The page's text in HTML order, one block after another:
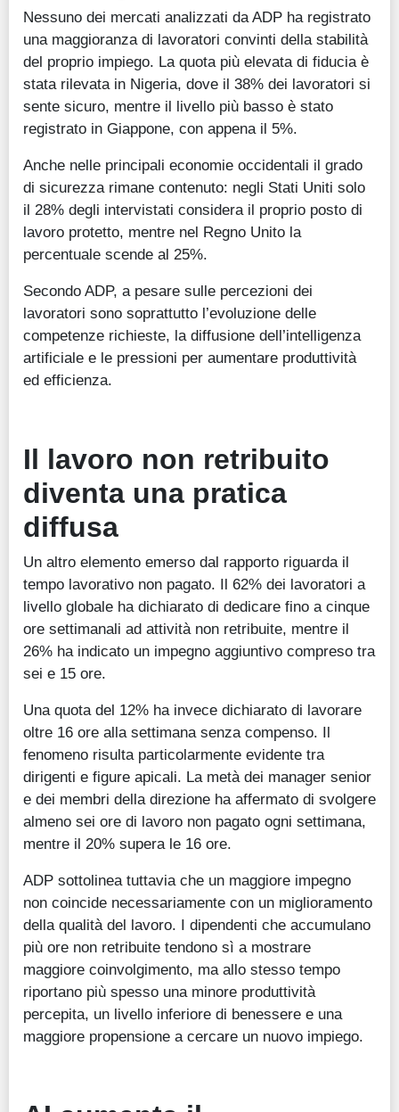
Nessuno dei mercati analizzati da ADP ha registrato
una maggioranza di lavoratori convinti della stabilità
del proprio impiego. La quota più elevata di fiducia è
stata rilevata in Nigeria, dove il 38% dei lavoratori si
sente sicuro, mentre il livello più basso è stato
registrato in Giappone, con appena il 5%.
Anche nelle principali economie occidentali il grado
di sicurezza rimane contenuto: negli Stati Uniti solo
il 28% degli intervistati considera il proprio posto di
lavoro protetto, mentre nel Regno Unito la
percentuale scende al 25%.
Secondo ADP, a pesare sulle percezioni dei
lavoratori sono soprattutto l’evoluzione delle
competenze richieste, la diffusione dell’intelligenza
artificiale e le pressioni per aumentare produttività
ed efficienza.
Il lavoro non retribuito
diventa una pratica
diffusa
Un altro elemento emerso dal rapporto riguarda il
tempo lavorativo non pagato. Il 62% dei lavoratori a
livello globale ha dichiarato di dedicare fino a cinque
ore settimanali ad attività non retribuite, mentre il
26% ha indicato un impegno aggiuntivo compreso tra
sei e 15 ore.
Una quota del 12% ha invece dichiarato di lavorare
oltre 16 ore alla settimana senza compenso. Il
fenomeno risulta particolarmente evidente tra
dirigenti e figure apicali. La metà dei manager senior
e dei membri della direzione ha affermato di svolgere
almeno sei ore di lavoro non pagato ogni settimana,
mentre il 20% supera le 16 ore.
ADP sottolinea tuttavia che un maggiore impegno
non coincide necessariamente con un miglioramento
della qualità del lavoro. I dipendenti che accumulano
più ore non retribuite tendono sì a mostrare
maggiore coinvolgimento, ma allo stesso tempo
riportano più spesso una minore produttività
percepita, un livello inferiore di benessere e una
maggiore propensione a cercare un nuovo impiego.